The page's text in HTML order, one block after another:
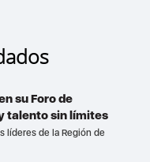
su Foro de
talento sin límites
líderes de la Región de